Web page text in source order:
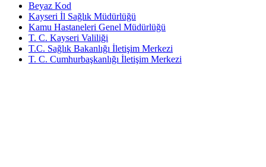
Beyaz Kod
Kayseri İl Sağlık Müdürlüğü
Kamu Hastaneleri Genel Müdürlüğü
T. C. Kayseri Valiliği
T.C. Sağlık Bakanlığı İletişim Merkezi
T. C. Cumhurbaşkanlığı İletişim Merkezi